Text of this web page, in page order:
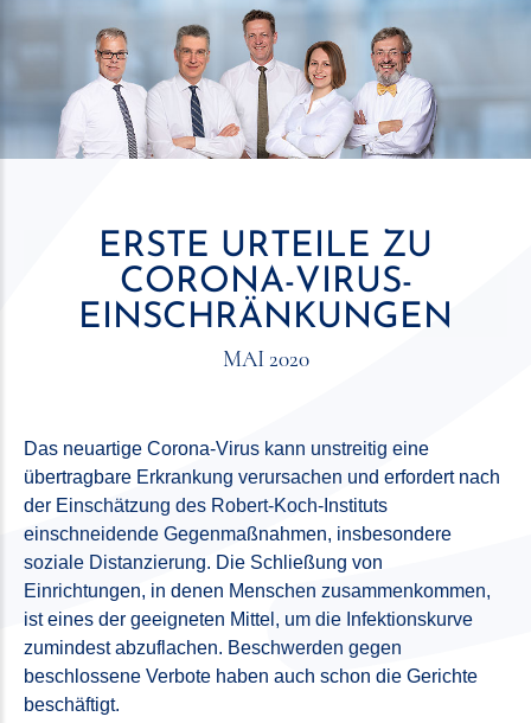
ERSTE URTEILE ZU
CORONA-VIRUS-
EINSCHRÄNKUNGEN
MAI 2020
Das neuartige Corona-Virus kann unstreitig eine
übertragbare Erkrankung verursachen und erfordert nach
der Einschätzung des Robert-Koch-Instituts
einschneidende Gegenmaßnahmen, insbesondere
soziale Distanzierung. Die Schließung von
Einrichtungen, in denen Menschen zusammenkommen,
ist eines der geeigneten Mittel, um die Infektionskurve
zumindest abzuflachen. Beschwerden gegen
beschlossene Verbote haben auch schon die Gerichte
beschäftigt.